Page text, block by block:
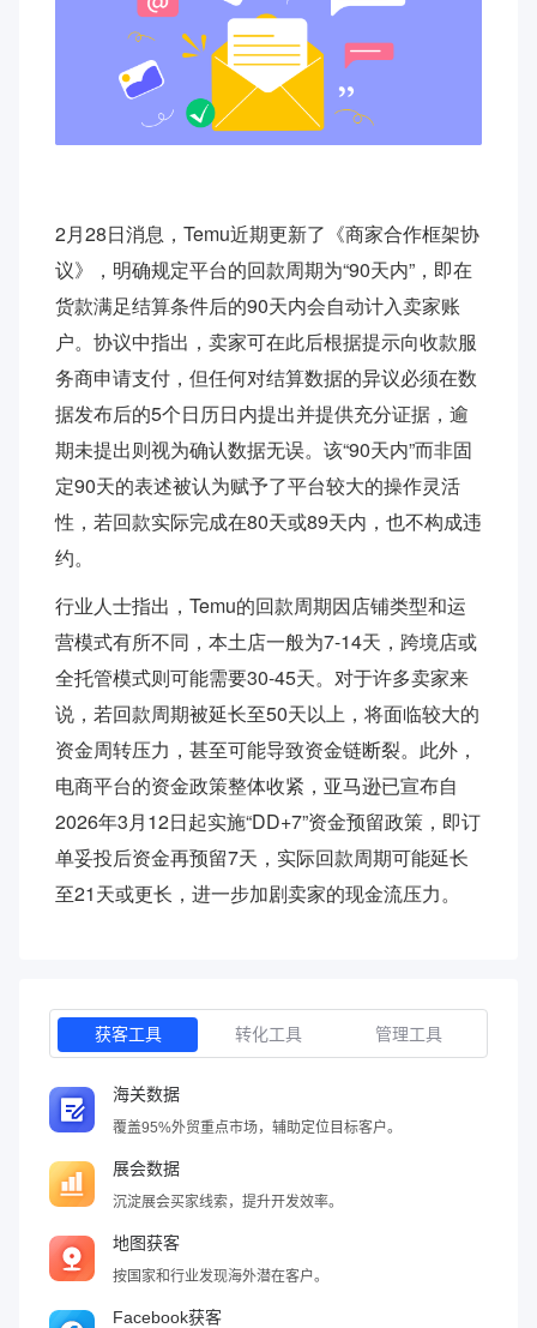
2月28日消息，Temu近期更新了《商家合作框架协
议》，明确规定平台的回款周期为“90天内”，即在
货款满足结算条件后的90天内会自动计入卖家账
户。协议中指出，卖家可在此后根据提示向收款服
务商申请支付，但任何对结算数据的异议必须在数
据发布后的5个日历日内提出并提供充分证据，逾
期未提出则视为确认数据无误。该“90天内”而非固
定90天的表述被认为赋予了平台较大的操作灵活
性，若回款实际完成在80天或89天内，也不构成违
约。
行业人士指出，Temu的回款周期因店铺类型和运
营模式有所不同，本土店一般为7-14天，跨境店或
全托管模式则可能需要30-45天。对于许多卖家来
说，若回款周期被延长至50天以上，将面临较大的
资金周转压力，甚至可能导致资金链断裂。此外，
电商平台的资金政策整体收紧，亚马逊已宣布自
2026年3月12日起实施“DD+7”资金预留政策，即订
单妥投后资金再预留7天，实际回款周期可能延长
至21天或更长，进一步加剧卖家的现金流压力。
获客工具 转化工具 管理工具
海关数据
覆盖95%外贸重点市场，辅助定位目标客户。
展会数据
沉淀展会买家线索，提升开发效率。
地图获客
按国家和行业发现海外潜在客户。
Facebook获客